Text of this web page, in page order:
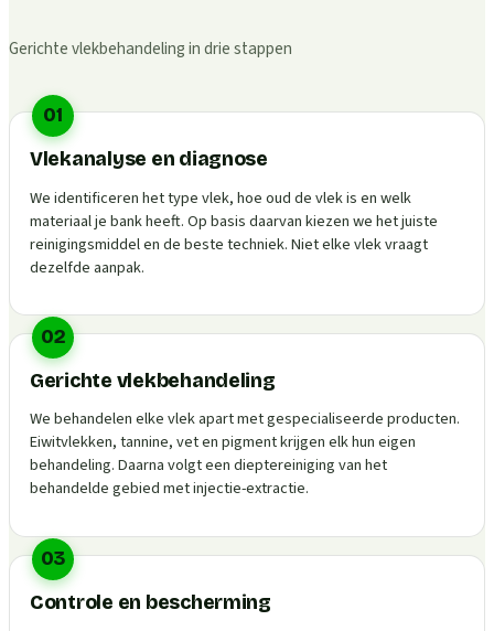
Gerichte vlekbehandeling in drie stappen
01
Vlekanalyse en diagnose
We identificeren het type vlek, hoe oud de vlek is en welk
materiaal je bank heeft. Op basis daarvan kiezen we het juiste
reinigingsmiddel en de beste techniek. Niet elke vlek vraagt
dezelfde aanpak.
02
Gerichte vlekbehandeling
We behandelen elke vlek apart met gespecialiseerde producten.
Eiwitvlekken, tannine, vet en pigment krijgen elk hun eigen
behandeling. Daarna volgt een dieptereiniging van het
behandelde gebied met injectie-extractie.
03
Controle en bescherming